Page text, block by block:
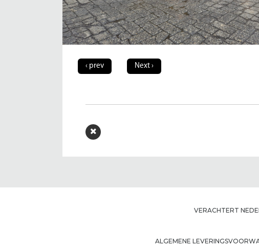
‹ prev Next ›
VERACHTERT
ALGEMENE